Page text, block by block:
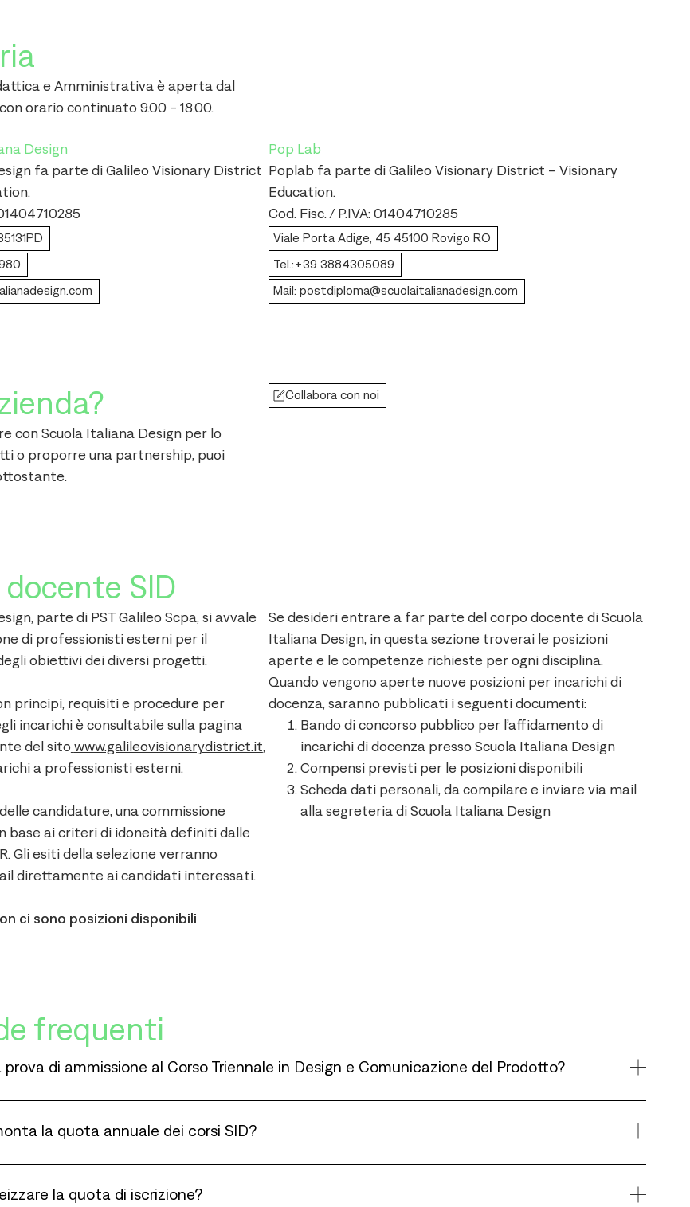
e Amministrativa è aperta dal
orario continuato 9.00 - 18.00.
Design
fa parte di Galileo Visionary District
Pop Lab
Poplab fa parte di Galileo Visionary District – Visionary
Education.
Cod. Fisc. / P.IVA: 01404710285
Viale Porta Adige, 45 45100 Rovigo RO
Tel.:+39 3884305089
Mail: postdiploma@scuolaitalianadesign.com
con Scuola Italiana Design per lo
o proporre una partnership, puoi
Collabora con noi
SID
parte di PST Galileo Scpa, si avvale
di professionisti esterni per il
obiettivi dei diversi progetti.
principi, requisiti e procedure per
incarichi è consultabile sulla pagina
del sito www.galileovisionarydistrict.it,
a professionisti esterni.
candidature, una commissione
base ai criteri di idoneità definiti dalle
Gli esiti della selezione verranno
direttamente ai candidati interessati.
Se desideri entrare a far parte del corpo docente di Scuola
Italiana Design, in questa sezione troverai le posizioni
aperte e le competenze richieste per ogni disciplina.
Quando vengono aperte nuove posizioni per incarichi di
docenza, saranno pubblicati i seguenti documenti:
Bando di concorso pubblico per l’affidamento di
incarichi di docenza presso Scuola Italiana Design
Compensi previsti per le posizioni disponibili
Scheda dati personali, da compilare e inviare via mail
alla segreteria di Scuola Italiana Design
ci sono posizioni disponibili
frequenti
prova di ammissione al Corso Triennale in Design e Comunicazione del Prodotto?
la quota annuale dei corsi SID?
la quota di iscrizione?